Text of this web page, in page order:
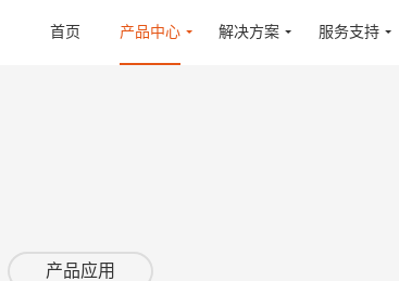
首页 产品中心 解决方案 服务支持
产品应用